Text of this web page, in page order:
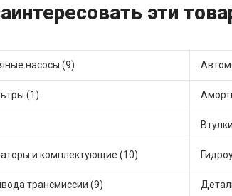
эти
насосы (9)
(1)
и комплектующие (10)
трансмиссии (9)